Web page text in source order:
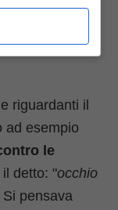
esistenti.
riguardanti il
ad esempio
le
detto: "occhio
Si pensava